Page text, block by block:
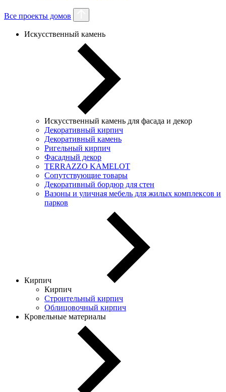
Все проекты домов
Искусственный камень
Искусственный камень для фасада и декор
Декоративный кирпич
Декоративный камень
Ригельный кирпич
Фасадный декор
TERRAZZO KAMELOT
Сопутствующие товары
Декоративный бордюр для стен
Вазоны и уличная мебель для жилых комплексов и
парков
Кирпич
Кирпич
Строительный кирпич
Облицовочный кирпич
Кровельные материалы